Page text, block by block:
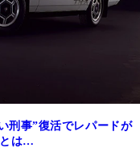
刑事”復活でレパードが
とは…